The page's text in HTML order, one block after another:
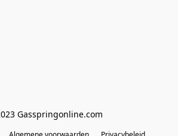
Gasspringonline.com